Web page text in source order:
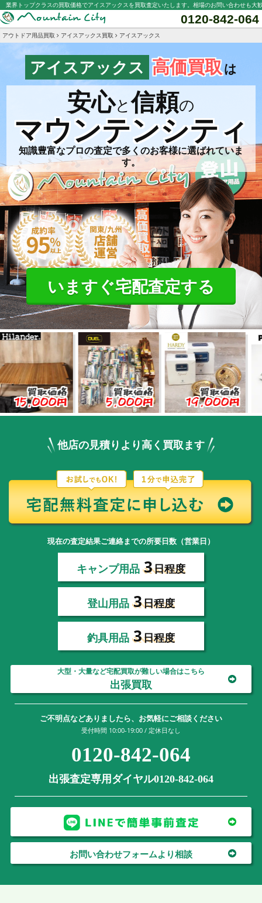
業界トップクラスの買取価格でアイスアックスを買取査定いたします。相場のお問い合わせも大
0120-842-064
アウトドア用品買取 アイスアックス買取 アイスアックス
アイスアックス 高価買取は
安心と信頼の
マウンテンシティ
知識豊富なプロの査定で多くのお客様に選ばれていま
す。
いますぐ宅配査定する
取価格
円
買取価格
5,000円
買取価格
19,000円
他店の見積りより高く買取ます
現在の査定結果ご連絡までの所要日数（営業日）
キャンプ用品 3日程度
登山用品 3日程度
釣具用品 3日程度
大型・大量など宅配買取が難しい場合はこちら
出張買取
ご不明点などありましたら、お気軽にご相談ください
受付時間 10:00-19:00 / 定休日なし
0120-842-064
出張査定専用ダイヤル0120-842-064
お問い合わせフォームより相談